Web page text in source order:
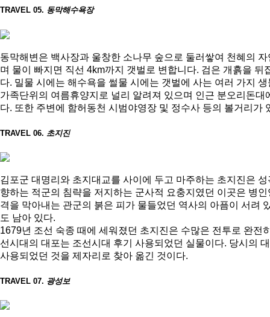
TRAVEL 05. 동막해수욕장
동막해변은 백사장과 울창한 소나무 숲으로 둘러쌓여 천혜의
며 물이 빠지면 직선 4km까지 갯벌로 변합니다. 검은 개흙을
다. 밀물 시에는 해수욕을 썰물 시에는 갯벌에 사는 여러 가지
가족단위의 여름휴양지로 널리 알려져 있으며 인근 분오리돈
다. 또한 주변에 함허동천 시범야영장 및 정수사 등의 볼거리가
TRAVEL 06. 초지진
김포군 대명리와 초지대교를 사이에 두고 마주하는 초지진은
향하는 적군의 침략을 저지하는 군사적 요충지였던 이곳은 병
격을 막아내는 관군의 붉은 피가 물들었던 역사의 아픔이 서려
도 남아 있다.
1679년 조선 숙종 때에 세워졌던 초지진은 수많은 전투로 완
선시대의 대포는 조선시대 후기 사용되었던 실물이다. 당시의
사용되었던 것을 제자리로 찾아 옮긴 것이다.
TRAVEL 07. 광성보